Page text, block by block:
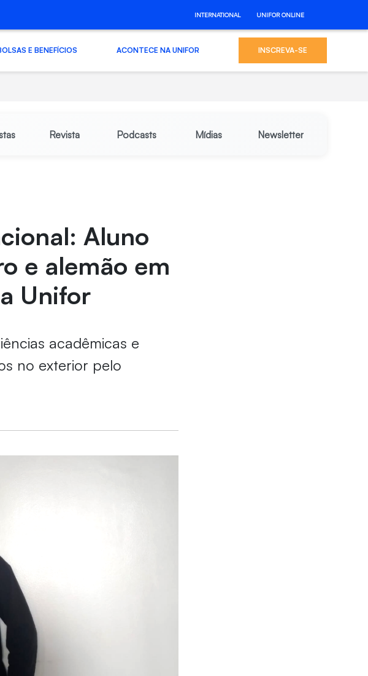
INTERNATIONAL UNIFOR ONLINE
E BENEFÍCIOS ACONTECE NA UNIFOR INSCREVA-SE
Revista Podcasts Mídias Newsletter
Aluno
e alemão em
Unifor
acadêmicas e
no exterior pelo